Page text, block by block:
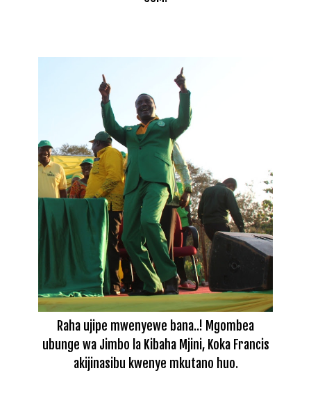
Raha ujipe mwenyewe bana..! Mgombea
ubunge wa Jimbo la Kibaha Mjini, Koka Francis
akijinasibu kwenye mkutano huo.